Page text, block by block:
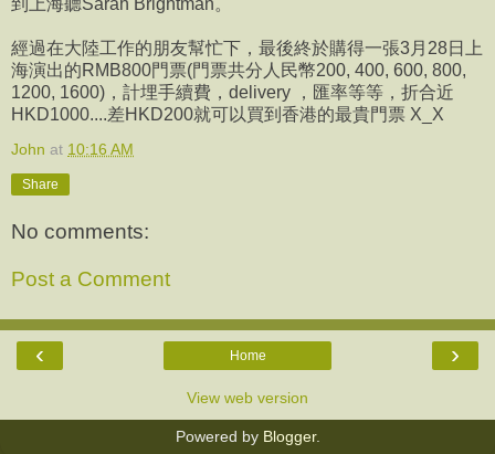
到上海聽Sarah Brightman。
經過在大陸工作的朋友幫忙下，最後終於購得一張3月28日上
海演出的RMB800門票(門票共分人民幣200, 400, 600, 800,
1200, 1600)，計埋手續費，delivery ，匯率等等，折合近
HKD1000....差HKD200就可以買到香港的最貴門票 X_X
John at 10:16 AM
Share
No comments:
Post a Comment
‹ ›
Home
View web version
Powered by Blogger.